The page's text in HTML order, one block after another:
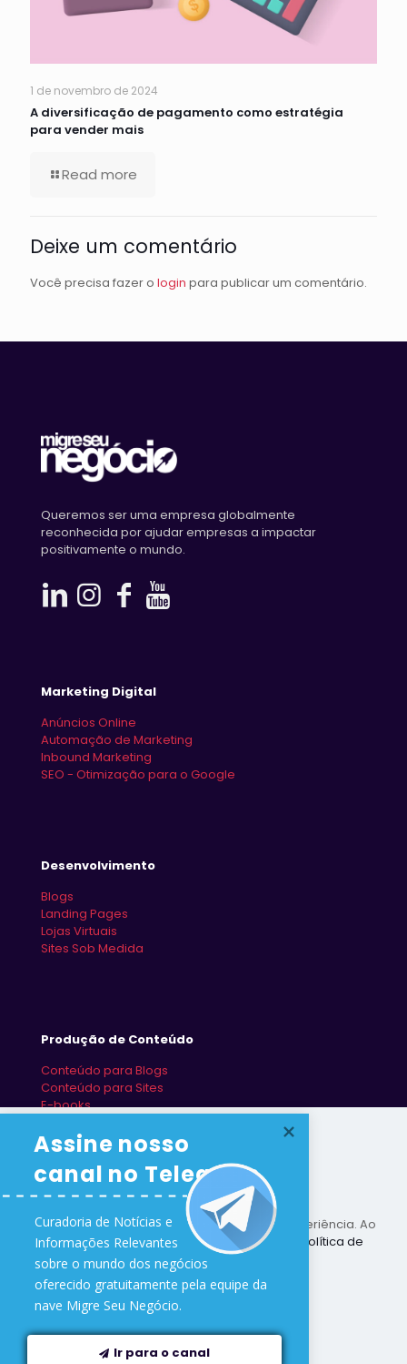
1 de novembro de 2024
A diversificação de pagamento como estratégia
para vender mais
Read more
Deixe um comentário
Você precisa fazer o login para publicar um comentário.
Queremos ser uma empresa globalmente
reconhecida por ajudar empresas a impactar
positivamente o mundo.
Marketing Digital
Anúncios Online
Automação de Marketing
Inbound Marketing
SEO - Otimização para o Google
Desenvolvimento
Blogs
Landing Pages
Lojas Virtuais
Sites Sob Medida
Produção de Conteúdo
Conteúdo para Blogs
Conteúdo para Sites
E-books
Desenvolvido na nave Migre Seu Negócio
Este site utiliza cookies para melhorar sua experiência. Ao
utilizar este site você concorda com nossa
Política de
Proteção de Dados
Ler mais
Aceitar tudo
Assine nosso
canal no Telegram
Curadoria de Notícias e
Informações Relevantes
sobre o mundo dos negócios
oferecido gratuitamente pela equipe da
nave Migre Seu Negócio.
Ir para o canal